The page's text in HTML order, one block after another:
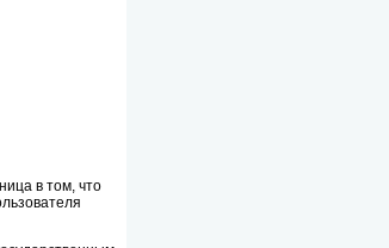
в том, что